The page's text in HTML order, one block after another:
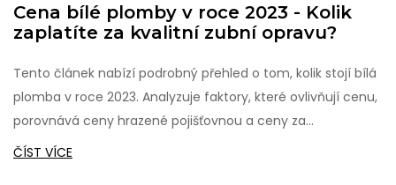
Cena bílé plomby v roce 2023 - Kolik
zaplatíte za kvalitní zubní opravu?
Tento článek nabízí podrobný přehled o tom, kolik stojí bílá
plomba v roce 2023. Analyzuje faktory, které ovlivňují cenu,
porovnává ceny hrazené pojišťovnou a ceny za
samoplátce, a poskytuje tipy, jak ušetřit na této nezbytné
ČÍST VÍCE